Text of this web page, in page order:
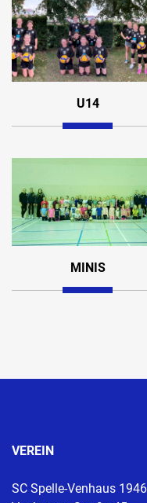
U14
MINIS
VEREIN
SC Spelle-Venhaus 1946